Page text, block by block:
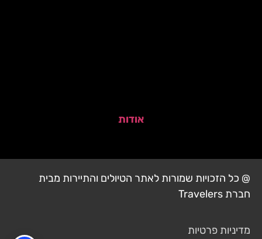
אודות
@ כל הזכויות שמורות לאתר הטיולים והתיירות מבית
חברת Travelers
מדיניות פרטיות